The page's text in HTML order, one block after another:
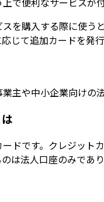
を購入する際に使う
じて追加カードを発
主や中小企業向けの
ドです。クレジット
は法人口座のみであ